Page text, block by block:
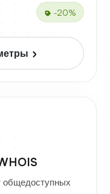
-20%
общедоступных